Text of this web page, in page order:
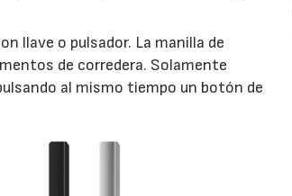
llave o pulsador. La manilla de
de corredera. Solamente
al mismo tiempo un botón de